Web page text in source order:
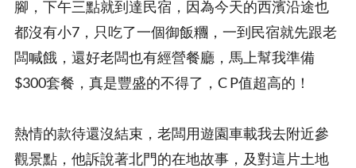
腳，下午三點就到達民宿，因為今天的西濱沿途也
都沒有小7，只吃了一個御飯糰，一到民宿就先跟老
闆喊餓，還好老闆也有經營餐廳，馬上幫我準備
$300套餐，真是豐盛的不得了，C P值超高的！
熱情的款待還沒結束，老闆用遊園車載我去附近參
觀景點，他訴說著北門的在地故事，及對這片土地